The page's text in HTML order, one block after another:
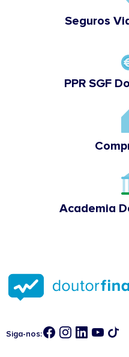
Seguros
PPR SGF
Academia
Siga-nos: